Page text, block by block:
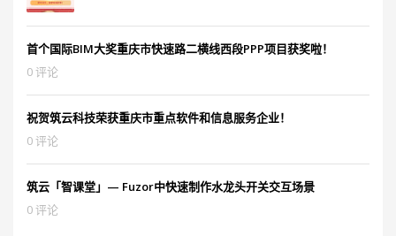
首个国际BIM大奖重庆市快速路二横线西段PPP项目获奖啦！
0 评论
祝贺筑云科技荣获重庆市重点软件和信息服务企业！
0 评论
筑云「智课堂」— Fuzor中快速制作水龙头开关交互场景
0 评论